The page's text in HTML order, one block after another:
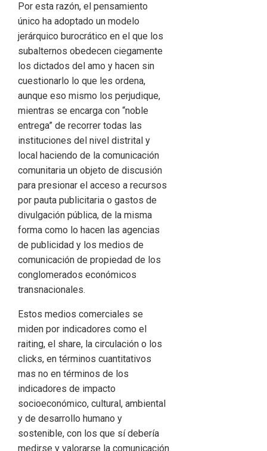
Por esta razón, el pensamiento
único ha adoptado un modelo
jerárquico burocrático en el que los
subalternos obedecen ciegamente
los dictados del amo y hacen sin
cuestionarlo lo que les ordena,
aunque eso mismo los perjudique,
mientras se encarga con “noble
entrega” de recorrer todas las
instituciones del nivel distrital y
local haciendo de la comunicación
comunitaria un objeto de discusión
para presionar el acceso a recursos
por pauta publicitaria o gastos de
divulgación pública, de la misma
forma como lo hacen las agencias
de publicidad y los medios de
comunicación de propiedad de los
conglomerados económicos
transnacionales.
Estos medios comerciales se
miden por indicadores como el
raiting, el share, la circulación o los
clicks, en términos cuantitativos
mas no en términos de los
indicadores de impacto
socioeconómico, cultural, ambiental
y de desarrollo humano y
sostenible, con los que sí debería
medirse y valorarse la comunicación